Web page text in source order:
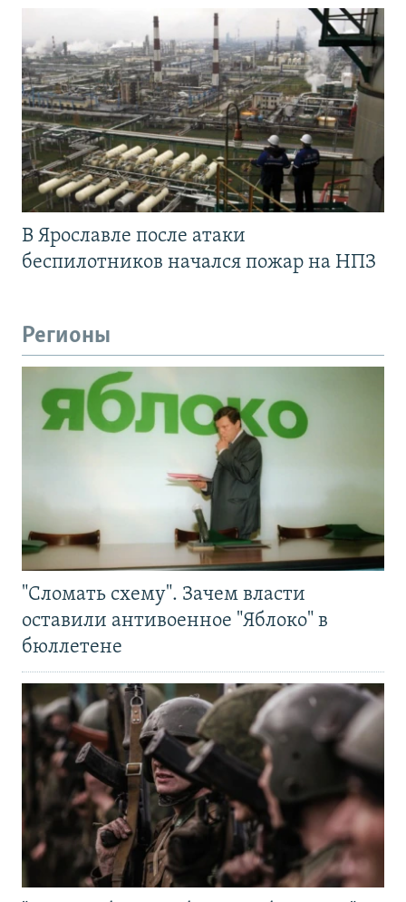
В Ярославле после атаки
беспилотников начался пожар на НПЗ
Регионы
"Сломать схему". Зачем власти
оставили антивоенное "Яблоко" в
бюллетене